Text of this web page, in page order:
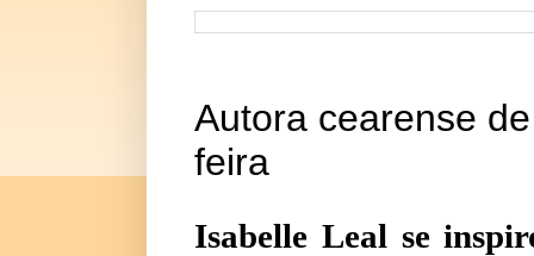
Autora cearense
feira
Isabelle Leal se